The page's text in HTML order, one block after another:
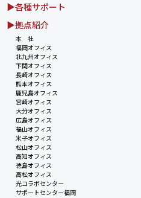
▶各種サポート
▶拠点紹介
本 社
福岡オフィス
北九州オフィス
下関オフィス
長崎オフィス
熊本オフィス
鹿児島オフィス
宮崎オフィス
大分オフィス
広島オフィス
福山オフィス
米子オフィス
松山オフィス
高知オフィス
徳島オフィス
高松オフィス
光コラボセンター
サポートセンター福岡